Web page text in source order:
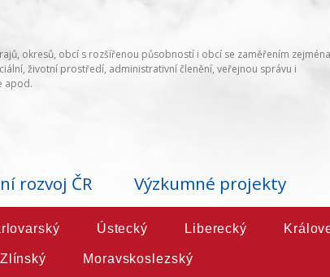
okresů, obcí s rozšířenou působností i obcí se zaměřením zejména
životní prostředí, administrativní členění, veřejnou správu i
apod.
rozvoj ČR Výzkumné projekty
Ústecký Liberecký
Zlínský Moravskoslezský